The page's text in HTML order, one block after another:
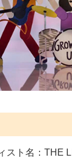
スト名：THE